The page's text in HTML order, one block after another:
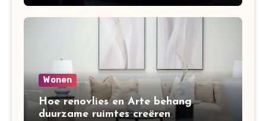
Wonen
Hoe renovlies en Arte behang
duurzame ruimtes creëren